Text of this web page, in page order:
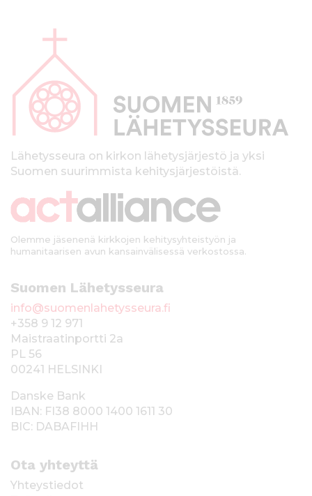
p
kLähetysseura on kirkon lähetysjärjestö ja yksi
Suomen suurimmista kehitysjärjestöistä.
Olemme jäsenenä kirkkojen kehitysyhteistyön ja
humanitaarisen avun kansainvälisessä verkostossa.
Suomen Lähetysseura
info@suomenlahetysseura.fi
+358 9 12 971
Maistraatinportti 2a
PL 56
00241 HELSINKI
Danske Bank
IBAN: FI38 8000 1400 1611 30
BIC: DABAFIHH
Ota yhteyttä
Yhteystiedot